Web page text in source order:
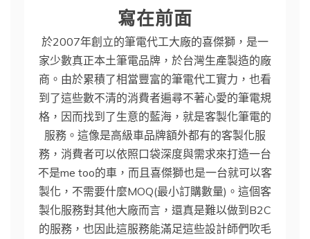
寫在前面
於2007年創立的筆電代工大廠的喜傑獅，是一
家少數真正本土筆電品牌，於台灣生產製造的廠
商。由於累積了相當豐富的筆電代工實力，也看
到了這些數不清的消費者遍尋不著心愛的筆電規
格，因而找到了生意的藍海，就是客製化筆電的
服務。這像是高級車品牌額外都有的客製化服
務，消費者可以依照口袋深度與需求來打造一台
不是me too的車，而且喜傑獅也是一台就可以客
製化，不需要什麼MOQ(最小訂購數量)。這個客
製化服務對其他大廠而言，還真是難以做到B2C
的服務，也因此這服務能滿足這些設計師們吹毛